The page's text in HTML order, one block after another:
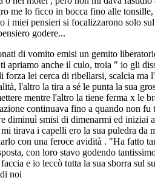
me lo ficco in bocca fino alle
miei pensieri si focalizzarono solo
godere...
di vomito emisi un gemito
anche il culo, troia " io gli
lei cerca di ribellarsi, scalcia
l'altro la tira a sé le punta la sua
mentre l'altro la tiene ferma x le
continuava fino a quando non
smisi di dimenarmi ed iniziai
tirava i capelli ero la sua puledra da
con una feroce avidità . "Ha fatto
con loro stavo godendo
e io leccò tutta la sua sborra sul
noi